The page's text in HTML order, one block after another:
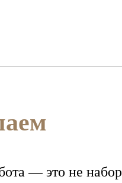
— это не набор